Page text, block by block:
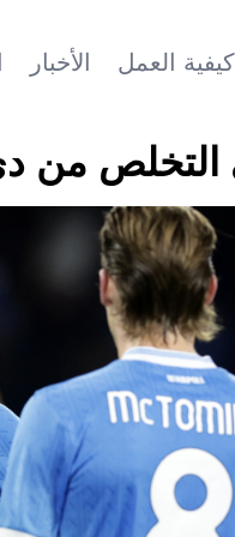
كيفية العمل الأخبار
التخلص من